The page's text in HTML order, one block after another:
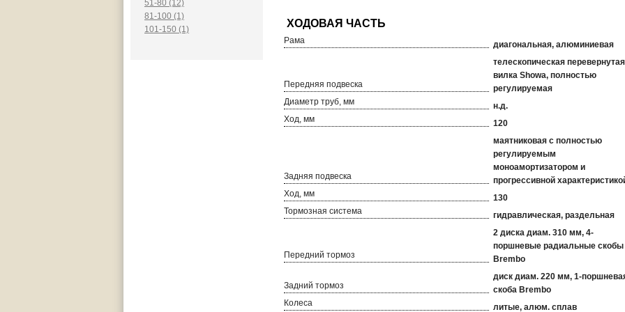
51-80 (12)
81-100 (1)
101-150 (1)
Рама диагональная, алюминиевая
Передняя подвеска
телескопическая перевернутая
вилка Showa, полностью
регулируемая
Диаметр труб, мм
н.д.
Ход, мм
120
Задняя подвеска
маятниковая с полностью
регулируемым
моноамортизатором и
прогрессивной
Ход, мм
130
Тормозная система
гидравлическая, раздельная
Передний тормоз
2 диска диам. 310 мм, 4-
поршневые радиальные скобы
Brembo
Задний тормоз
диск диам. 220 мм, 1-
скоба Brembo
Колеса
литые, алюм. сплав